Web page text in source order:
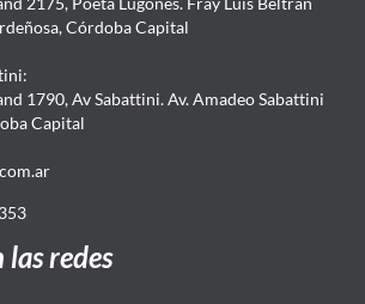
Córdoba Capital
1790, Av Sabattini. Av. Amadeo Sabattini
Capital
las redes